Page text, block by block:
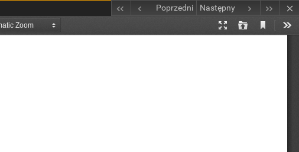
Poprzedni Następny